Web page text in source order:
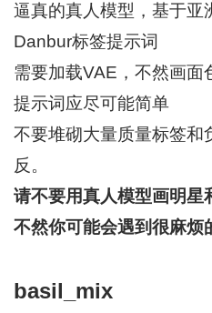
逼真的真人模型，基于亚
Danbur标签提示词
需要加载VAE，不然画面
提示词应尽可能简单
不要堆砌大量质量标签和
反。
请不要用真人模型画明星
不然你可能会遇到很麻烦
basil_mix